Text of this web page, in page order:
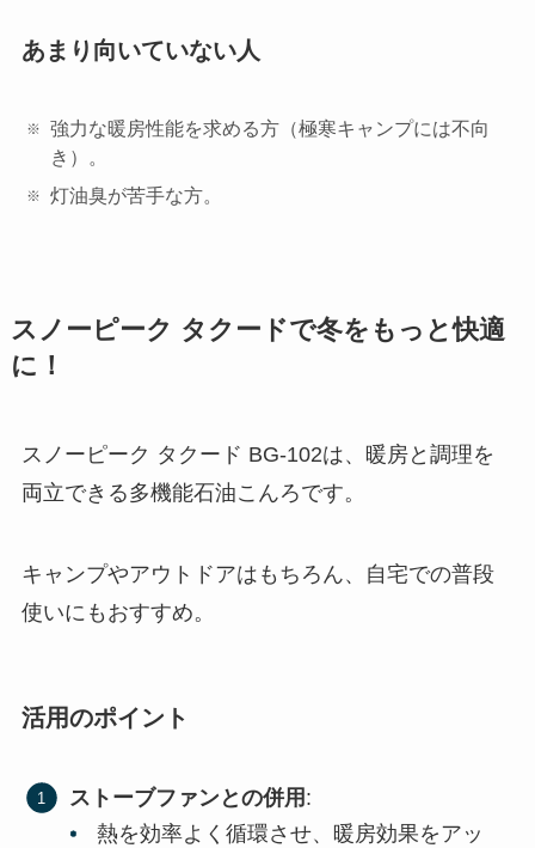
あまり向いていない人
強力な暖房性能を求める方（極寒キャンプには不向
き）。
灯油臭が苦手な方。
スノーピーク タクードで冬をもっと快適
に！
スノーピーク タクード BG-102は、暖房と調理を
両立できる多機能石油こんろです。
キャンプやアウトドアはもちろん、自宅での普段
使いにもおすすめ。
活用のポイント
ストーブファンとの併用 :
熱を効率よく循環させ、暖房効果をアッ